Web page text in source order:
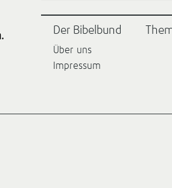
Der Bibelbund
Über uns
Impressum